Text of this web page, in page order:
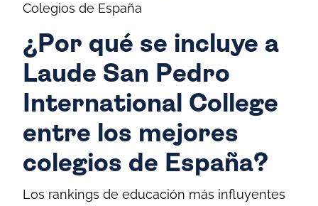
Colegios de España
¿Por qué se incluye a
Laude San Pedro
International College
entre los mejores
colegios de España?
Los rankings de educación más influyentes